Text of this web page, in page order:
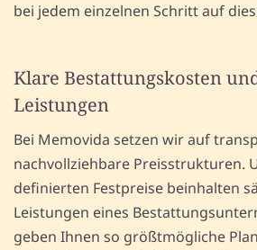
bei jedem einzelnen Schritt auf
Klare Bestattungskosten
Leistungen
Bei Memovida setzen wir auf
nachvollziehbare Preisstrukturen.
definierten Festpreise beinhalten
Leistungen eines
geben Ihnen so größtmögliche